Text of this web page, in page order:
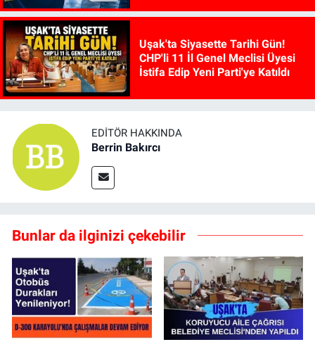
Uşak'ta Siyasette Tarihi Gün!
CHP'li 11 İl Genel Meclisi Üyesi
İstifa Edip Yeni Parti'ye Katıldı
EDITÖR HAKKINDA
Berrin Bakırcı
Bunlar da ilginizi çekebilir